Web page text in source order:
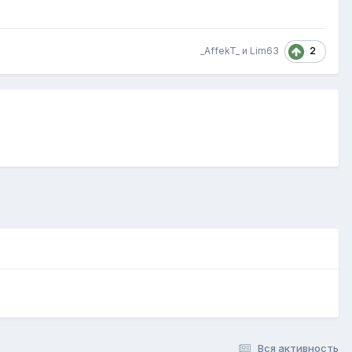
_AffekT_ и Lim63 2
Вся активность